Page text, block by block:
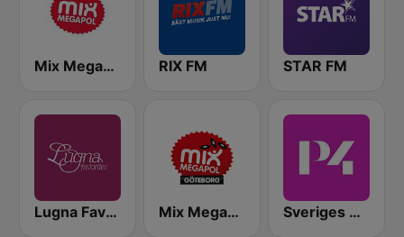
Mix Megapol RIX FM STAR FM
Lugna Favoriter Mix Megapol Göteborg Sveriges Radio P4 Stockholm